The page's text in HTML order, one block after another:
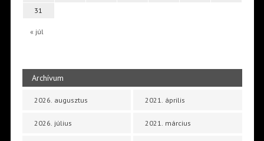
« júl
31
Archívum
2026. augusztus
2026. július
2021. április
2021. március